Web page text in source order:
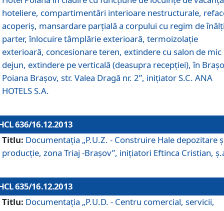
hoteliere, compartimentări interioare nestructurale,
acoperiş, mansardare parţială a corpului cu regim de
parter, înlocuire tâmplărie exterioară, termoizolaţie
exterioară, concesionare teren, extindere cu salon de mic
dejun, extindere pe verticală (deasupra recepţiei), în
Poiana Braşov, str. Valea Dragă nr. 2”, iniţiator S.C. ANA
HOTELS S.A.
636/16.12.2013
Titlu: Documentaţia „P.U.Z. - Construire Hale depozitare
producţie, zona Triaj -Braşov”, iniţiatori Eftinca Cristian,
635/16.12.2013
Titlu: Documentaţia „P.U.D. - Centru comercial, servicii,